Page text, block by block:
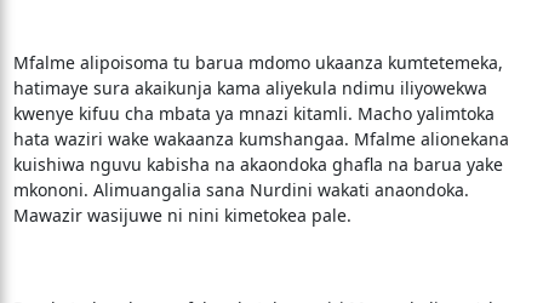
Mfalme alipoisoma tu barua mdomo ukaanza kumtetemeka,
hatimaye sura akaikunja kama aliyekula ndimu iliyowekwa
kwenye kifuu cha mbata ya mnazi kitamli. Macho yalimtoka
hata waziri wake wakaanza kumshangaa. Mfalme alionekana
kuishiwa nguvu kabisha na akaondoka ghafla na barua yake
mkononi. Alimuangalia sana Nurdini wakati anaondoka.
Mawazir wasijuwe ni nini kimetokea pale.